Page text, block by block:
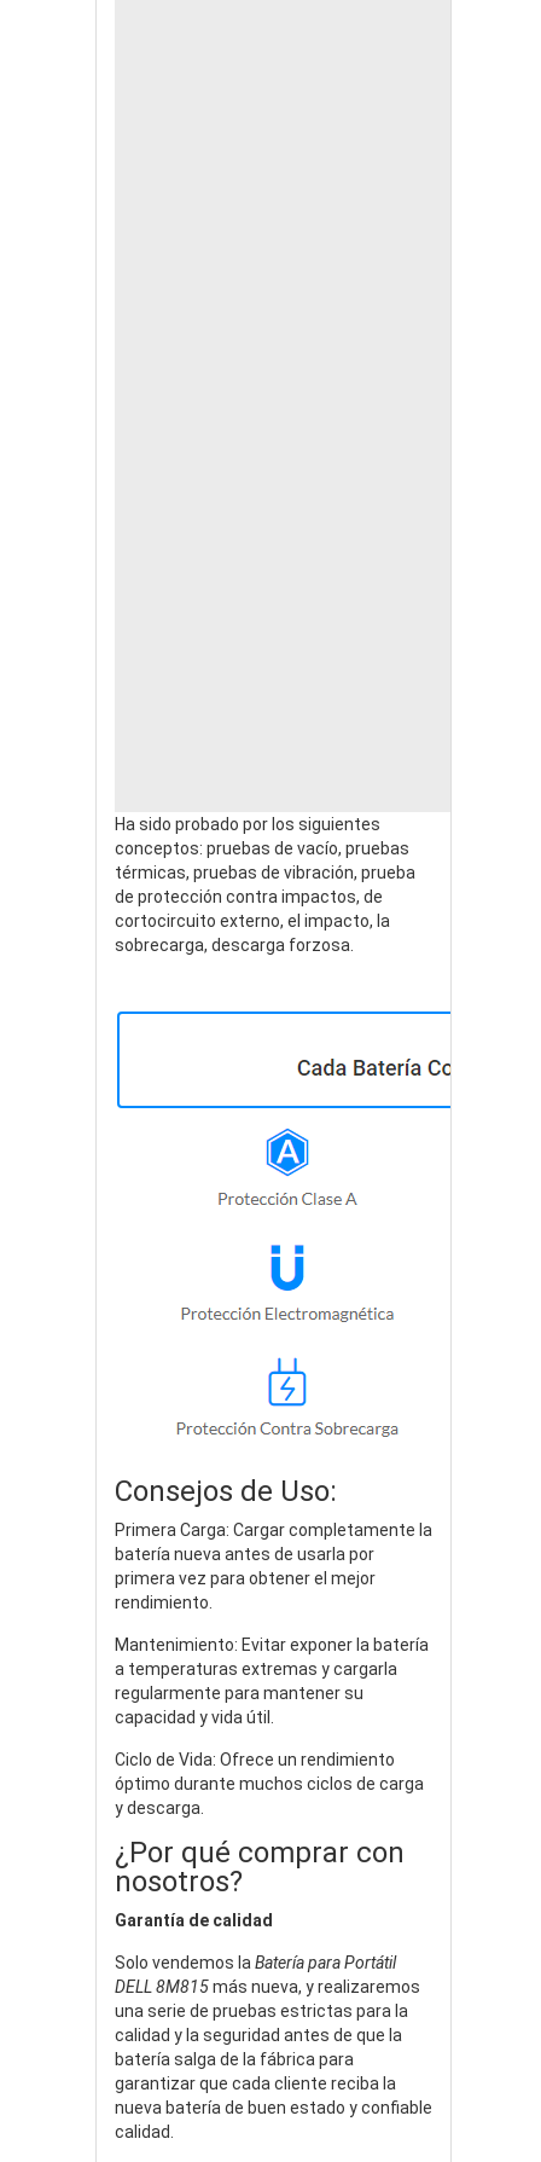
Ha sido probado por los siguientes
conceptos: pruebas de vacío, pruebas
térmicas, pruebas de vibración, prueba
de protección contra impactos, de
cortocircuito externo, el impacto, la
sobrecarga, descarga forzosa.
Consejos de Uso:
Primera Carga: Cargar completamente la
batería nueva antes de usarla por
primera vez para obtener el mejor
rendimiento.
Mantenimiento: Evitar exponer la batería
a temperaturas extremas y cargarla
regularmente para mantener su
capacidad y vida útil.
Ciclo de Vida: Ofrece un rendimiento
óptimo durante muchos ciclos de carga
y descarga.
¿Por qué comprar con
nosotros?
Garantía de calidad
Solo vendemos la Batería para Portátil
DELL 8M815más nueva, y realizaremos
una serie de pruebas estrictas para la
calidad y la seguridad antes de que la
batería salga de la fábrica para
garantizar que cada cliente reciba la
nueva batería de buen estado y confiable
calidad.